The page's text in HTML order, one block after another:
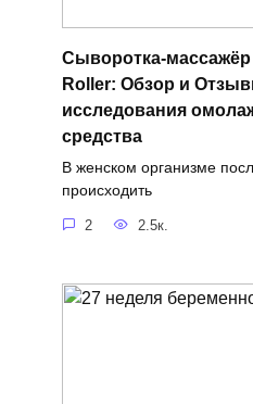
Сыворотка-
Roller: Обзор и
исследования
средства
В женском организме
происходить
2 2.5к.